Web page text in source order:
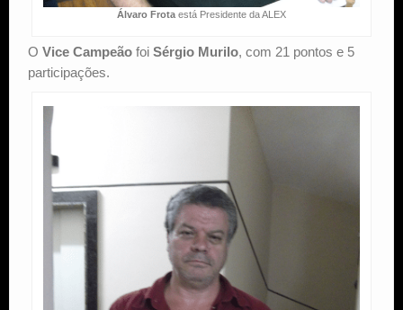
Álvaro Frota está Presidente da ALEX
O Vice Campeão foi Sérgio Murilo, com 21 pontos e 5
participações.